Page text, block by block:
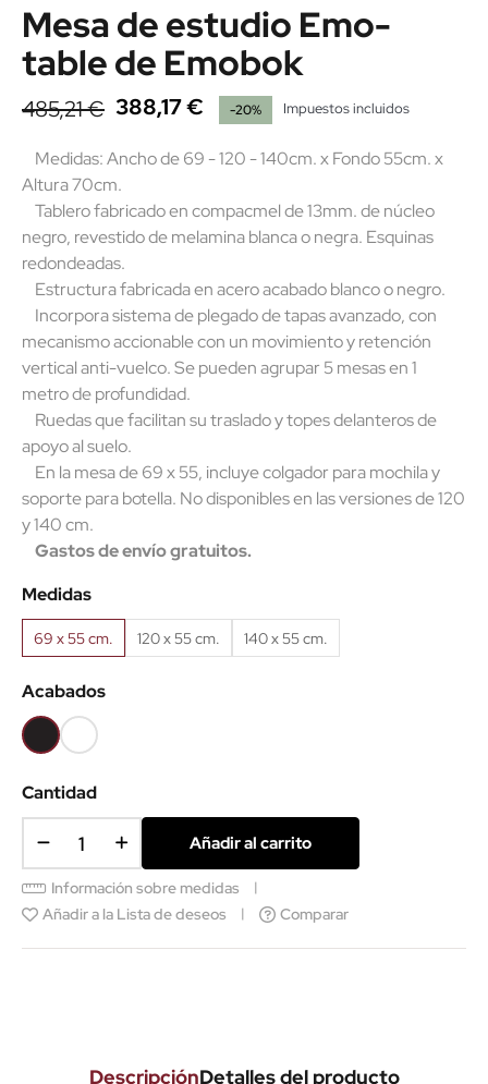
Mesa de estudio Emo-
table de Emobok
485,21 € 388,17 € -20% Impuestos incluidos
Medidas: Ancho de 69 - 120 - 140cm. x Fondo 55cm. x
Altura 70cm.
Tablero fabricado en compacmel de 13mm. de núcleo
negro, revestido de melamina blanca o negra. Esquinas
redondeadas.
Estructura fabricada en acero acabado blanco o negro.
Incorpora sistema de plegado de tapas avanzado, con
mecanismo accionable con un movimiento y retención
vertical anti-vuelco. Se pueden agrupar 5 mesas en 1
metro de profundidad.
Ruedas que facilitan su traslado y topes delanteros de
apoyo al suelo.
En la mesa de 69 x 55, incluye colgador para mochila y
soporte para botella. No disponibles en las versiones de 120
y 140 cm.
Gastos de envío gratuitos.
Medidas
69 x 55 cm. 120 x 55 cm. 140 x 55 cm.
Acabados
NegroBlanco
(EMB)
Cantidad
Añadir al carrito
Información sobre medidas
Añadir a la Lista de deseos
Comparar
DescripciónDetalles del producto